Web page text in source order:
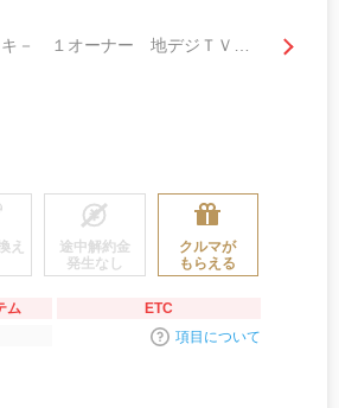
え
途中解約金
発生なし
クルマが
もらえる
ム
ETC
項目について